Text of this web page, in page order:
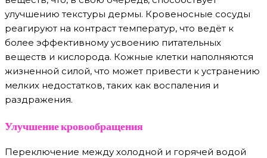
улучшению текстуры дермы. Кровеносные сосуды
реагируют на контраст температур, что ведёт к
более эффективному усвоению питательных
веществ и кислорода. Кожные клетки наполняются
жизненной силой, что может привести к устранению
мелких недостатков, таких как воспаления и
раздражения.
Улучшение кровообращения
Переключение между холодной и горячей водой